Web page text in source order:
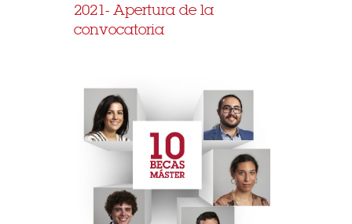
2021- Apertura de la
convocatoria